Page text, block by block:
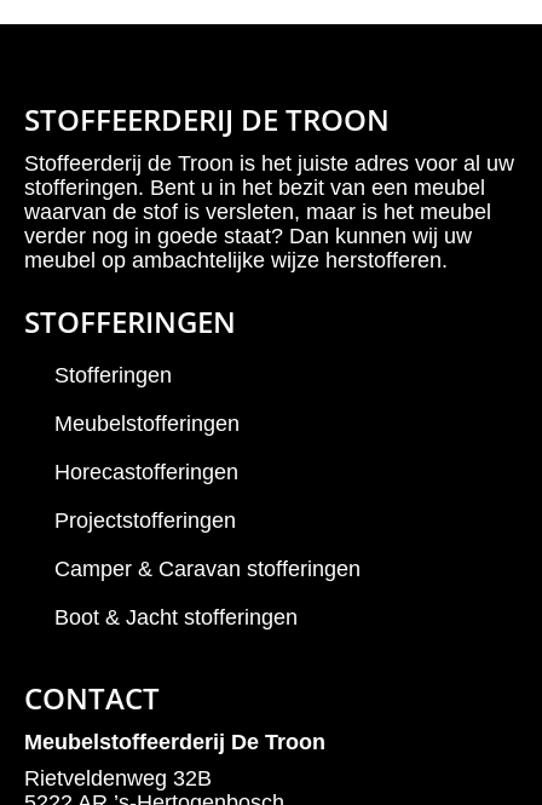
STOFFEERDERIJ DE TROON
Stoffeerderij de Troon is het juiste adres voor al uw
stofferingen. Bent u in het bezit van een meubel
waarvan de stof is versleten, maar is het meubel
verder nog in goede staat? Dan kunnen wij uw
meubel op ambachtelijke wijze herstofferen.
STOFFERINGEN
Stofferingen
Meubelstofferingen
Horecastofferingen
Projectstofferingen
Camper & Caravan stofferingen
Boot & Jacht stofferingen
CONTACT
Meubelstoffeerderij De Troon
Rietveldenweg 32B